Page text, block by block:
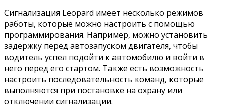
Сигнализация Leopard имеет несколько режимов
работы, которые можно настроить с помощью
программирования. Например, можно установить
задержку перед автозапуском двигателя, чтобы
водитель успел подойти к автомобилю и войти в
него перед его стартом. Также есть возможность
настроить последовательность команд, которые
выполняются при постановке на охрану или
отключении сигнализации.